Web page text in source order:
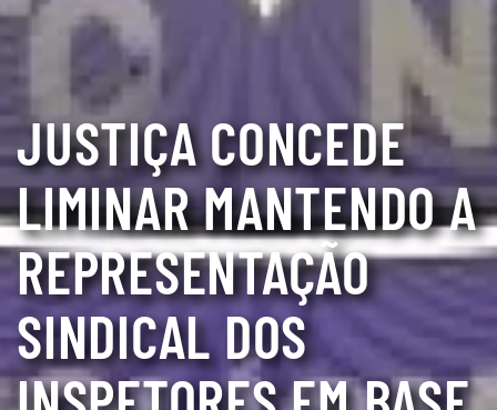
JUSTIÇA CONCEDE
LIMINAR MANTENDO A
REPRESENTAÇÃO
SINDICAL DOS